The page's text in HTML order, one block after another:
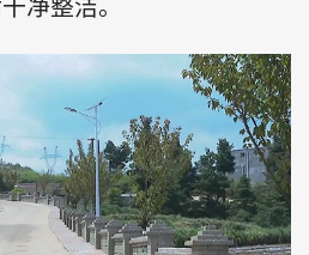
净整洁。